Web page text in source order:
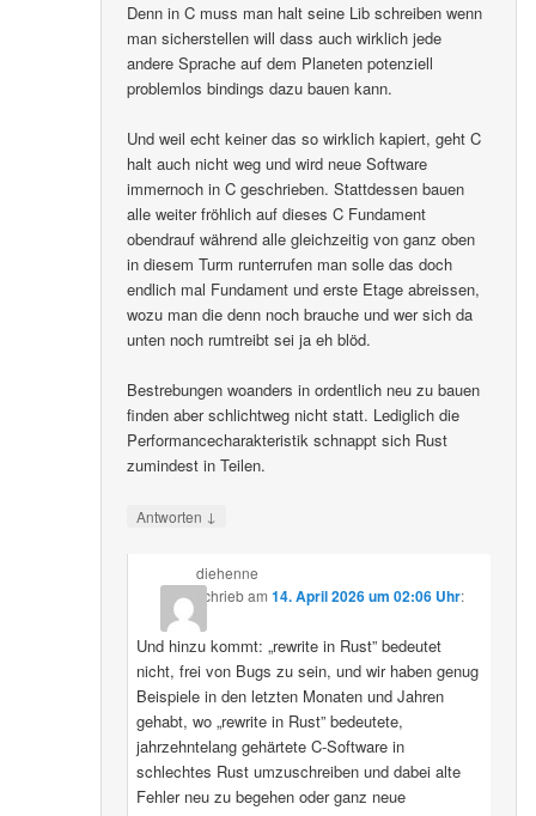
Denn in C muss man halt seine Lib schreiben wenn
man sicherstellen will dass auch wirklich jede
andere Sprache auf dem Planeten potenziell
problemlos bindings dazu bauen kann.
Und weil echt keiner das so wirklich kapiert, geht C
halt auch nicht weg und wird neue Software
immernoch in C geschrieben. Stattdessen bauen
alle weiter fröhlich auf dieses C Fundament
obendrauf während alle gleichzeitig von ganz oben
in diesem Turm runterrufen man solle das doch
endlich mal Fundament und erste Etage abreissen,
wozu man die denn noch brauche und wer sich da
unten noch rumtreibt sei ja eh blöd.
Bestrebungen woanders in ordentlich neu zu bauen
finden aber schlichtweg nicht statt. Lediglich die
Performancecharakteristik schnappt sich Rust
zumindest in Teilen.
Antworten ↓
diehenne
schriebam 14. April 2026 um 02:06 Uhr:
Und hinzu kommt: „rewrite in Rust” bedeutet
nicht, frei von Bugs zu sein, und wir haben genug
Beispiele in den letzten Monaten und Jahren
gehabt, wo „rewrite in Rust” bedeutete,
jahrzehntelang gehärtete C-Software in
schlechtes Rust umzuschreiben und dabei alte
Fehler neu zu begehen oder ganz neue